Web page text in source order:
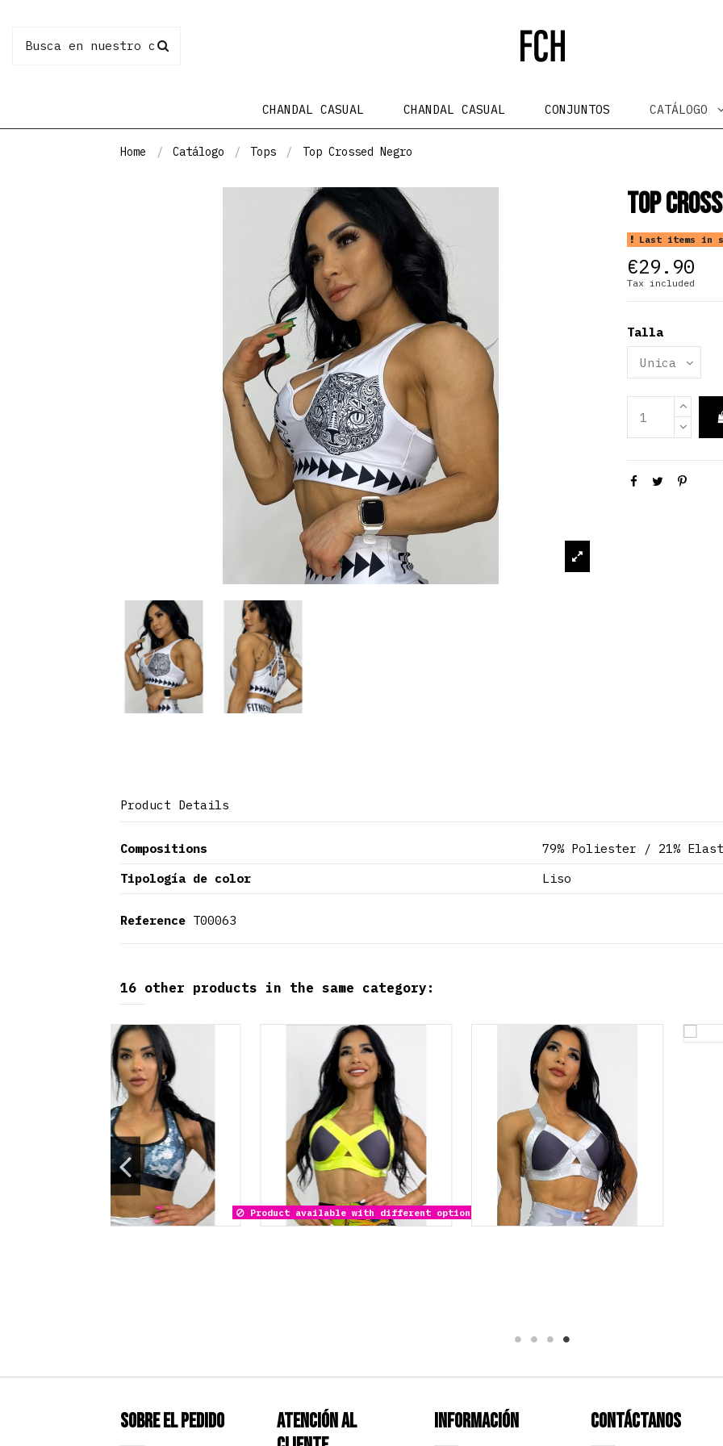
CHANDAL CASUAL CHANDAL CASUAL CONJUNTOS CATÁLOGO
Home Catálogo Tops Top Crossed Negro
Top
Last items in
€29.90
Tax included
Talla
Product Details
Compositions
79% Poliester / 21%
Tipología de color
Liso
Reference T00063
16 other products in the same category:
Artículo temporalmente no
Sobre el pedido
Atención al
Información Contáctanos